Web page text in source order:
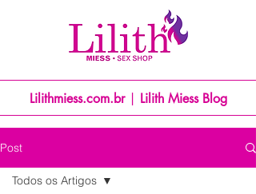
Lilithmiess.com.br Lilith Miess Blog
Post
Todos os Artigos